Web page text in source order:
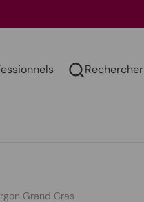
Rechercher
Grand Cras